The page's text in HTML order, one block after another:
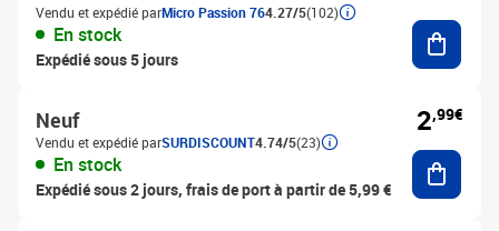
Vendu et expédié parMicro Passion 764.27/5(102)
En stock
Expédié sous 5 jours
Neuf
Vendu et expédié parSURDISCOUNT4.74/5(23)
En stock
Expédié sous 2 jours, frais de port à partir de 5,99 €
2,99€